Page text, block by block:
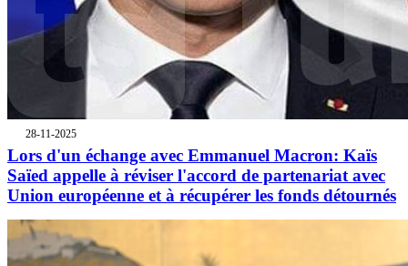
28-11-2025
Lors d'un échange avec Emmanuel Macron: Kaïs
Saïed appelle à réviser l'accord de partenariat avec
Union européenne et à récupérer les fonds détournés